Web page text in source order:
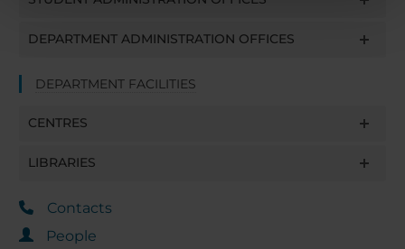
con altre informazioni che hai fornito loro o che hanno
DEPARTMENT ADMINISTRATION OFFICES
DEPARTMENT FACILITIES
CENTRES
LIBRARIES
Contacts
People